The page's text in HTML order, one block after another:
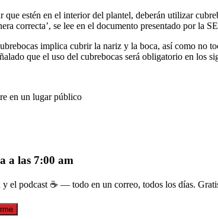
que estén en el interior del plantel, deberán utilizar
correcta’, se lee en el documento presentado por la
implica cubrir la nariz y la boca, así como
que el uso del cubrebocas será obligatorio en los
en un lugar público
a las 7:00 am
el podcast ☕ — todo en un correo, todos los días.